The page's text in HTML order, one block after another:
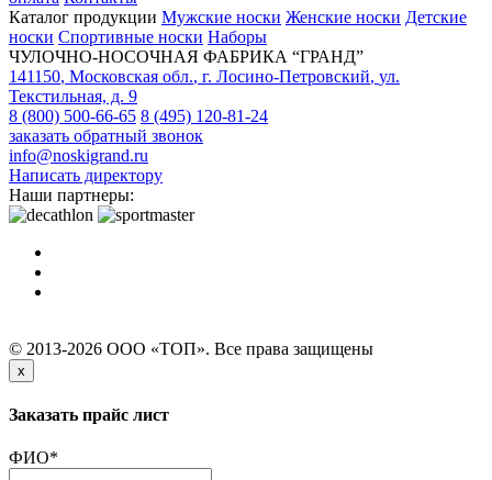
Каталог продукции Мужские носки Женские носки Детские
носки Спортивные носки Наборы
ЧУЛОЧНО-НОСОЧНАЯ ФАБРИКА “ГРАНД”
141150, Московская обл., г. Лосино-Петровский, ул.
Текстильная, д. 9
8 (800) 500-66-65 8 (495) 120-81-24
заказать обратный звонок
info@noskigrand.ru
Написать директору
Наши партнеры:
© 2013-2026 ООО «ТОП». Все права защищены
x
Заказать прайс лист
ФИО*